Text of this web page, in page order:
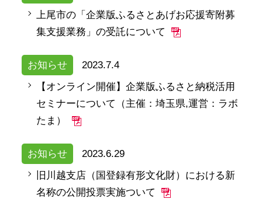
上尾市の「企業版ふるさとあげお応援寄附募
集支援業務」の受託について
お知らせ
2023.7.4
【オンライン開催】企業版ふるさと納税活用
セミナーについて（主催：埼玉県,運営：ラボ
たま）
お知らせ
2023.6.29
旧川越支店（国登録有形文化財）における新
名称の公開投票実施ついて